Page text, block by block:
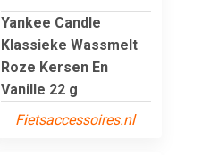
Yankee Candle
Klassieke Wassmelt
Roze Kersen En
Vanille 22 g
Fietsaccessoires.nl